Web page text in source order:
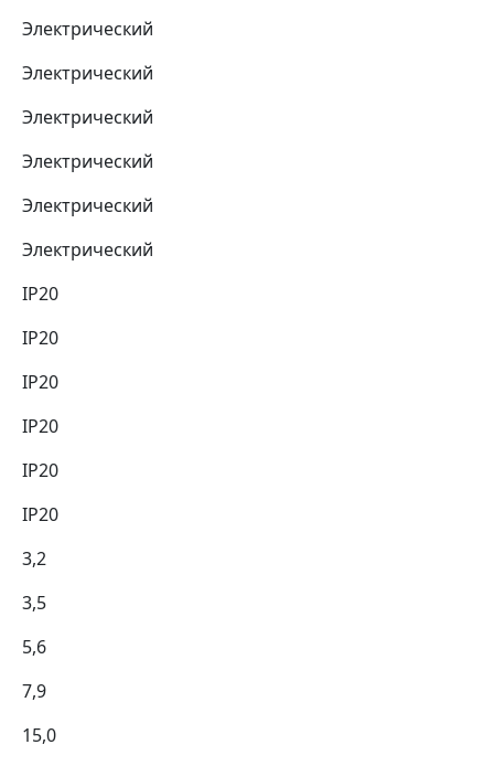
Электрический
Электрический
Электрический
Электрический
Электрический
Электрический
IP20
IP20
IP20
IP20
IP20
IP20
3,2
3,5
5,6
7,9
15,0